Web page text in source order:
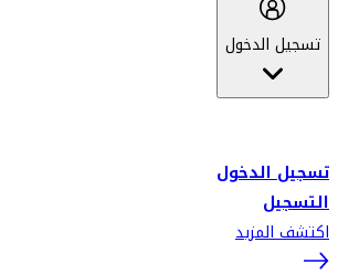
تسجيل الدخول
تسجيل الدخول
التسجيل
اكتشف المزيد